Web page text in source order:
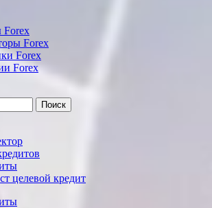
Forex
Forex
Forex
Forex
целевой кредит